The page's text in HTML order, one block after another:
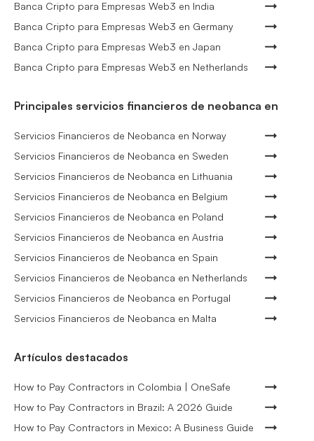
Banca Cripto para Empresas Web3 en India
Banca Cripto para Empresas Web3 en Germany
Banca Cripto para Empresas Web3 en Japan
Banca Cripto para Empresas Web3 en Netherlands
Principales servicios financieros de neobanca en
Servicios Financieros de Neobanca en Norway
Servicios Financieros de Neobanca en Sweden
Servicios Financieros de Neobanca en Lithuania
Servicios Financieros de Neobanca en Belgium
Servicios Financieros de Neobanca en Poland
Servicios Financieros de Neobanca en Austria
Servicios Financieros de Neobanca en Spain
Servicios Financieros de Neobanca en Netherlands
Servicios Financieros de Neobanca en Portugal
Servicios Financieros de Neobanca en Malta
Artículos destacados
How to Pay Contractors in Colombia | OneSafe
How to Pay Contractors in Brazil: A 2026 Guide
How to Pay Contractors in Mexico: A Business Guide